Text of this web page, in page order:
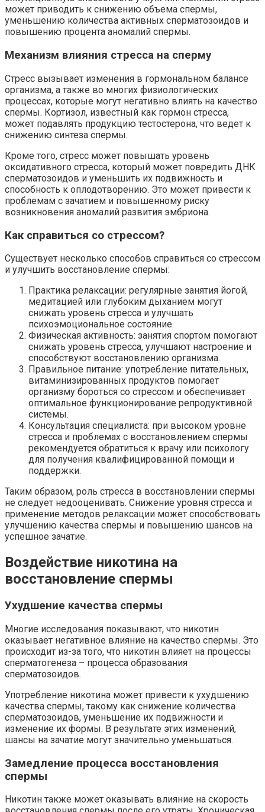
может приводить к снижению объема спермы,
уменьшению количества активных сперматозоидов и
повышению процента аномалий спермы.
Механизм влияния стресса на сперму
Стресс вызывает изменения в гормональном балансе
организма, а также во многих физиологических
процессах, которые могут негативно влиять на качество
спермы. Кортизол, известный как гормон стресса,
может подавлять продукцию тестостерона, что ведет к
снижению синтеза спермы.
Кроме того, стресс может повышать уровень
оксидативного стресса, который может повредить ДНК
сперматозоидов и уменьшить их подвижность и
способность к оплодотворению. Это может привести к
проблемам с зачатием и повышенному риску
возникновения аномалий развития эмбриона.
Как справиться со стрессом?
Существует несколько способов справиться со стрессом
и улучшить восстановление спермы:
Практика релаксации: регулярные занятия йогой,
медитацией или глубоким дыханием могут
снижать уровень стресса и улучшать
психоэмоциональное состояние.
Физическая активность: занятия спортом помогают
снижать уровень стресса, улучшают настроение и
способствуют восстановлению организма.
Правильное питание: употребление питательных,
витаминизированных продуктов помогает
организму бороться со стрессом и обеспечивает
оптимальное функционирование репродуктивной
системы.
Консультация специалиста: при высоком уровне
стресса и проблемах с восстановлением спермы
рекомендуется обратиться к врачу или психологу
для получения квалифицированной помощи и
поддержки.
Таким образом, роль стресса в восстановлении спермы
не следует недооценивать. Снижение уровня стресса и
применение методов релаксации может способствовать
улучшению качества спермы и повышению шансов на
успешное зачатие.
Воздействие никотина на
восстановление спермы
Ухудшение качества спермы
Многие исследования показывают, что никотин
оказывает негативное влияние на качество спермы. Это
происходит из-за того, что никотин влияет на процессы
сперматогенеза – процесса образования
сперматозоидов.
Употребление никотина может привести к ухудшению
качества спермы, такому как снижение количества
сперматозоидов, уменьшение их подвижности и
изменение их формы. В результате этих изменений,
шансы на зачатие могут значительно уменьшаться.
Замедление процесса восстановления
спермы
Никотин также может оказывать влияние на скорость